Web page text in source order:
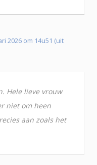
2026 om 14u51 (uit
Hele lieve vrouw
niet om heen
aan zoals het